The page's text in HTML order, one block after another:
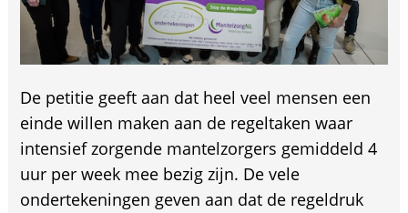
De petitie geeft aan dat heel veel mensen een
einde willen maken aan de regeltaken waar
intensief zorgende mantelzorgers gemiddeld 4
uur per week mee bezig zijn. De vele
ondertekeningen geven aan dat de regeldruk